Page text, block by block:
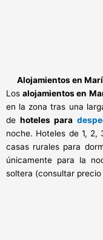
Alojamientos en
Losalojamientos en
en la zona tras una
dehoteles para
noche. Hoteles de 1,
casas rurales para
únicamente para la
soltera (consultar